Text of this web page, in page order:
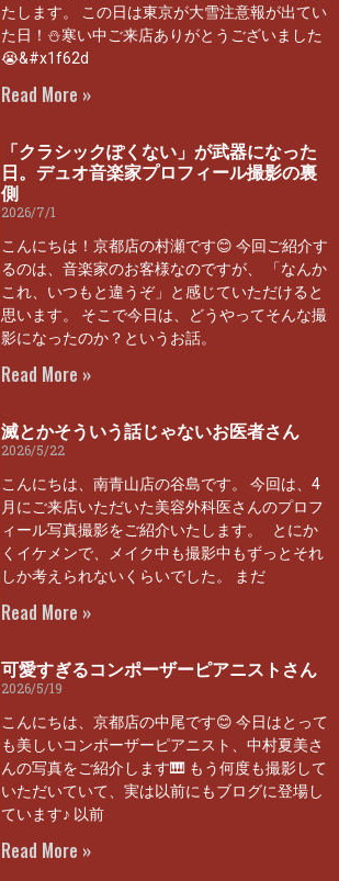
たします。 この日は東京が大雪注意報が出てい
た日！⛄寒い中ご来店ありがとうございました
😭&#x1f62d
Read More »
「クラシックぽくない」が武器になった
日。デュオ音楽家プロフィール撮影の裏
側
2026/7/1
こんにちは！京都店の村瀬です😊 今回ご紹介す
るのは、音楽家のお客様なのですが、 「なんか
これ、いつもと違うぞ」と感じていただけると
思います。 そこで今日は、どうやってそんな撮
影になったのか？というお話。
Read More »
滅とかそういう話じゃないお医者さん
2026/5/22
こんにちは、南青山店の谷島です。 今回は、4
月にご来店いただいた美容外科医さんのプロフ
ィール写真撮影をご紹介いたします。 とにか
くイケメンで、メイク中も撮影中もずっとそれ
しか考えられないくらいでした。 まだ
Read More »
可愛すぎるコンポーザーピアニストさん
2026/5/19
こんにちは、京都店の中尾です😊 今日はとって
も美しいコンポーザーピアニスト、中村夏美さ
んの写真をご紹介します🎹 もう何度も撮影して
いただいていて、実は以前にもブログに登場し
ています♪ 以前
Read More »